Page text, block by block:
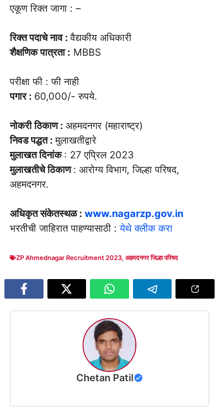
एकूण रिक्त जागा : –
रिक्त पदाचे नाव :वैद्यकीय अधिकारी
शैक्षणिक पात्रता : MBBS
परीक्षा फी : फी नाही
पगार : 60,000/- रुपये.
नोकरी ठिकाण : अहमदनगर (महाराष्ट्र)
निवड पद्धत :मुलाखतीद्वारे
मुलाखत दिनांक : 27 एप्रिल 2023
मुलाखतीचे ठिकाण: आरोग्य विभाग, जिल्हा परिषद,
अहमदनगर.
अधिकृत संकेतस्थळ : www.nagarzp.gov.in
भरतीची जाहिरात पाहण्यासाठी :येथे क्लीक करा
ZP Ahmednagar Recruitment 2023, अहमदनगर जिल्हा परिषद
Chetan Patil